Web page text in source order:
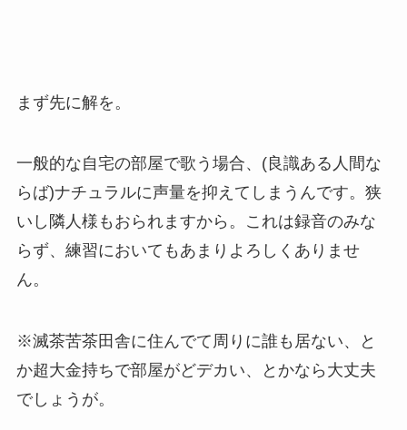
まず先に解を。
一般的な自宅の部屋で歌う場合、(良識ある人間な
らば)ナチュラルに声量を抑えてしまう んです。狭
いし隣人様もおられますから。これは録音のみな
らず、練習においてもあまりよろしくありませ
ん。
※滅茶苦茶田舎に住んでて周りに誰も居ない、と
か超大金持ちで部屋がどデカい、とかなら大丈夫
でしょうが。